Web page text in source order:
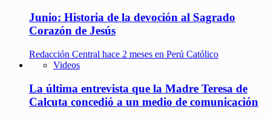
Junio: Historia de la devoción al Sagrado
Corazón de Jesús
Redacción Central hace 2 meses en Perú Católico
Videos
La última entrevista que la Madre Teresa de
Calcuta concedió a un medio de comunicación